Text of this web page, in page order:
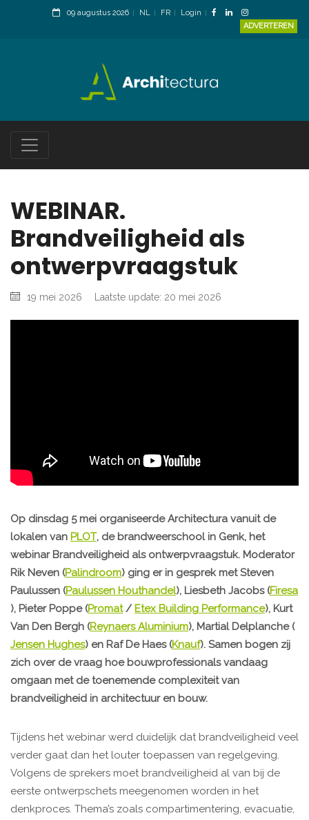
09 augustus 2026 NL FR
Login
ADVERTEREN
WEBINAR.
Brandveiligheid als
ontwerpvraagstuk
19 mei 2026 Laatste update: 20 mei 2026
Op dinsdag 5 mei organiseerde Architectura vanuit de
lokalen van PLOT, de brandweerschool in Genk, het
webinar Brandveiligheid als ontwerpvraagstuk. Moderator
Rik Neven (Palindroom) ging er in gesprek met Steven
Paulussen (Paulussen Houthandel), Liesbeth Jacobs (Firesa
), Pieter Poppe (Promat/ Etex Building Performance), Kurt
Van Den Bergh (Reynaers Aluminium), Martial Delplanche (
Jensen Hughes) en Raf De Haes (Knauf). Samen bogen zij
zich over de vraag hoe bouwprofessionals vandaag
omgaan met de toenemende complexiteit van
brandveiligheid in architectuur en bouw.
Tijdens het webinar werd duidelijk dat brandveiligheid veel
verder gaat dan het louter toepassen van regelgeving.
Volgens de sprekers moet brandveiligheid al van bij de
eerste ontwerpschets meegenomen worden in het
denkproces. Thema’s zoals compartimentering, evacuatie,